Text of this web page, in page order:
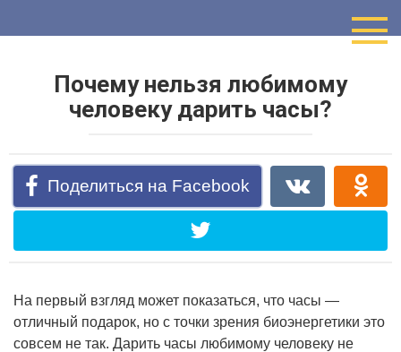
Почему нельзя любимому
человеку дарить часы?
Поделиться на Facebook
На первый взгляд может показаться, что часы —
отличный подарок, но с точки зрения биоэнергетики это
совсем не так. Дарить часы любимому человеку не